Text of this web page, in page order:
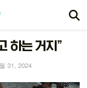
하는 거지”
31, 2024